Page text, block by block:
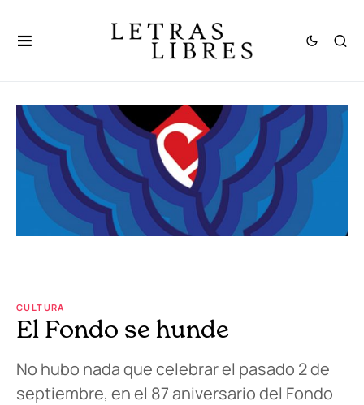
CULTURA
El Fondo se hunde
No hubo nada que celebrar el pasado 2 de
septiembre, en el 87 aniversario del Fondo